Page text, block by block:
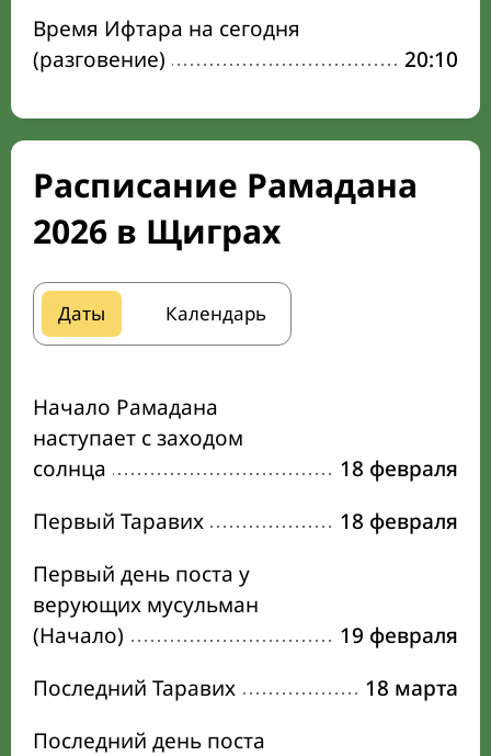
Время Ифтара на сегодня
(разговение)
20:10
Расписание Рамадана
2026 в Щиграх
Даты Календарь
Начало Рамадана
наступает с заходом
солнца
18 февраля
Первый Таравих
18 февраля
Первый день поста у
верующих мусульман
(Начало)
19 февраля
Последний Таравих
18 марта
Последний день поста